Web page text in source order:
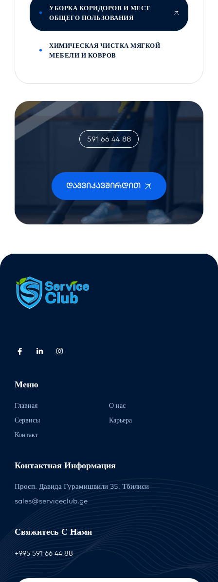
УБОРКА КОРИДОРОВ И МЕСТ
ОБЩЕГО ПОЛЬЗОВАНИЯ
ХИМИЧЕСКАЯ ЧИСТКА МЯГКОЙ
МЕБЕЛИ И КОВРОВ
591 66 44 88
Დაგვიკავშირდით
Меню
Главная
О нас
Сервисы
Карьера
Контакт
Контактная Информация
Просп. Давида Гурамишвили 35, Тбилиси
sales@serviceclub.ge
Свяжитесь С Нами
+995 591 66 44 88